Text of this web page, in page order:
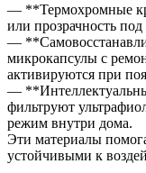
— **Термохромные
или прозрачность
—
микрокапсулы с
активируются при
—
фильтруют
режим внутри дома.
Эти материалы
устойчивыми к